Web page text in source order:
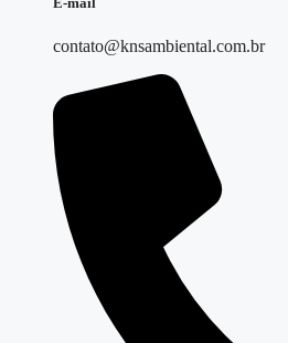
contato@knsambiental.com.br